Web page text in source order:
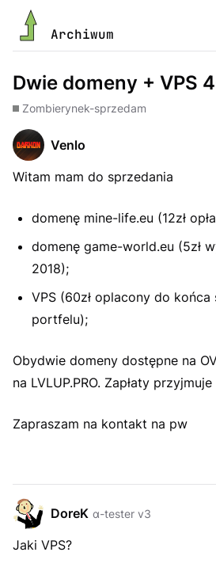
Archiwum
Dwie domeny + VPS
Zombierynek-sprzedam
Venlo
Witam mam do sprzedania
domenę mine-life.eu (12zł
domenę game-world.eu (5zł
2018);
VPS (60zł oplacony do końca
portfelu);
Obydwie domeny dostępne na
na LVLUP.PRO. Zapłaty
Zapraszam na kontakt na pw
DoreK α-tester v3
Jaki VPS?